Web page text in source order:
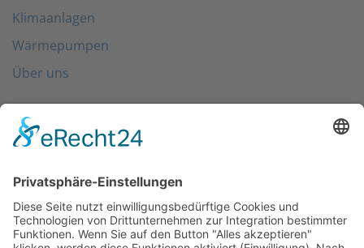
Klimaanlagen
Wärmepumpen
Über uns
Folgen Sie uns
Kontakt
0203 - 3965 710